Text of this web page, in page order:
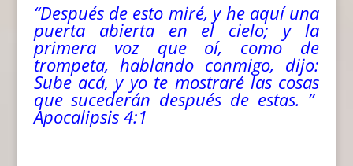
“Después de esto miré, y he aquí una
puerta abierta en el cielo; y la
primera voz que oí, como de
trompeta, hablando conmigo, dijo:
Sube acá, y yo te mostraré las cosas
que sucederán después de estas. ”
Apocalipsis 4:1